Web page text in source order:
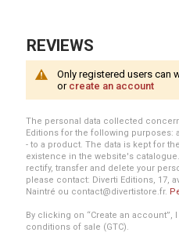
REVIEWS
Only registered users can
or create an account
The personal data collected
Editions for the following purposes:
- to a product. The data is kept for
existence in the website's
rectify, transfer and delete your
please contact: Diverti Editions, 17,
Naintré ou contact@divertistore.fr.
By clicking on “Create an account”,
conditions of sale (GTC).